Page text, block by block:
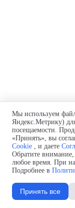
Мы используем
Яндекс.Метрику)
посещаемости.
«Принять», вы
Cookie , и даете
Обратите внимание,
любое время. При
Подробнее в
Принять все